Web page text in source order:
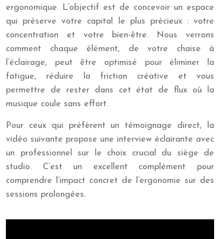
ergonomique. L’objectif est de concevoir un espace
qui préserve votre capital le plus précieux : votre
concentration et votre bien-être. Nous verrons
comment chaque élément, de votre chaise à
l’éclairage, peut être optimisé pour éliminer la
fatigue, réduire la friction créative et vous
permettre de rester dans cet état de flux où la
musique coule sans effort.
Pour ceux qui préfèrent un témoignage direct, la
vidéo suivante propose une interview éclairante avec
un professionnel sur le choix crucial du siège de
studio. C’est un excellent complément pour
comprendre l’impact concret de l’ergonomie sur des
sessions prolongées.